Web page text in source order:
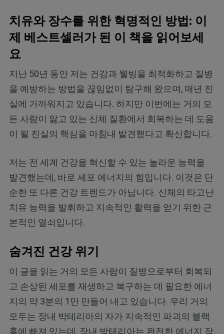
치유와 장수를 위한 혁명적인 방법: 이
제 베스트셀러가 된 이 책을 읽어보세
요
지난 50년 동안 저는 건강과 웰빙을 최적화하고 질병
을 예방하는 방법을 끊임없이 탐구해 왔으며, 매년 진
실에 가까워지고 있습니다. 하지만 이번에는 거의 모
든 사람이 앓고 있는 신체 질환에서 회복하는 데 도움
이 될 진실의 핵심을 마침내 발견했다고 확신합니다.
저는 전 세계 건강을 혁신할 수 있는 놀라운 능력을
발견했는데, 바로 세포 에너지의 힘입니다. 이것은 단
순한 또 다른 건강 트렌드가 아닙니다. 신체의 타고난
치유 능력을 발휘하고 지속적인 활력을 얻기 위한 근
본적인 열쇠입니다.
숨겨진 건강 위기
이 글을 읽는 거의 모든 사람이 질병으로부터 회복되
고 손상된 세포를 재생하고 복구하는 데 필요한 에너
지의 약 3분의 1만 만들어 내고 있습니다. 우리 거의
모두는 장내 박테리아의 자가 지속적인 파괴의 블랙
홀에 빠져 있는데, 장내 박테리아는 완전한 에너지 잠